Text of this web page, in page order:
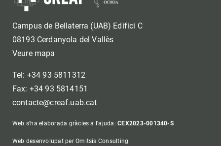
Campus de Bellaterra (UAB) Edifici C
08193 Cerdanyola del Vallès
Veure mapa
Tel: +34 93 5811312
Fax: +34 93 5814151
contacte@creaf.uab.cat
Web s'ha elaborada gràcies a l'ajuda:CEX2023-001340-S
Web desenvolupat per Omitsis Consulting